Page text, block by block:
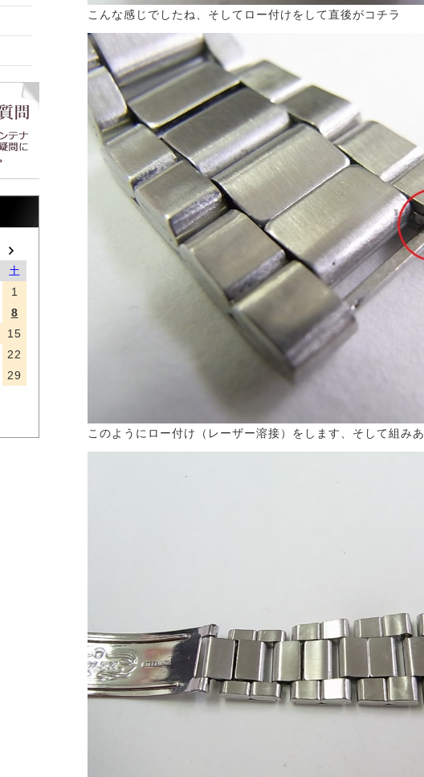
こんな感じでしたね、そしてロー付けをして直後がコチラ
このようにロー付け（レーザー溶接）をします、そして組み
土
1
8
15
22
29